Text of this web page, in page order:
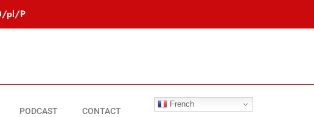
pl/P
PODCAST CONTACT
French